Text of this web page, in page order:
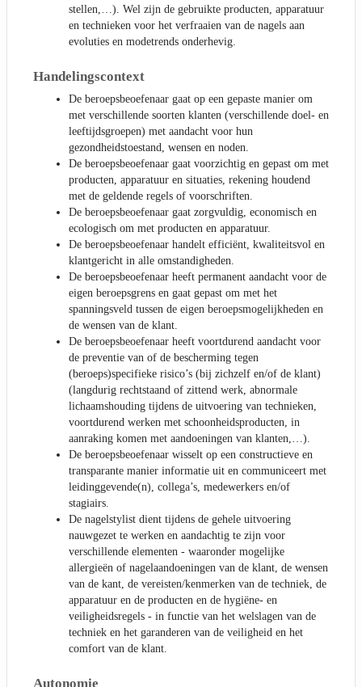
stellen,…). Wel zijn de gebruikte producten, apparatuur
en technieken voor het verfraaien van de nagels aan
evoluties en modetrends onderhevig.
Handelingscontext
De beroepsbeoefenaar gaat op een gepaste manier om
met verschillende soorten klanten (verschillende doel- en
leeftijdsgroepen) met aandacht voor hun
gezondheidstoestand, wensen en noden.
De beroepsbeoefenaar gaat voorzichtig en gepast om met
producten, apparatuur en situaties, rekening houdend
met de geldende regels of voorschriften.
De beroepsbeoefenaar gaat zorgvuldig, economisch en
ecologisch om met producten en apparatuur.
De beroepsbeoefenaar handelt efficiënt, kwaliteitsvol en
klantgericht in alle omstandigheden.
De beroepsbeoefenaar heeft permanent aandacht voor de
eigen beroepsgrens en gaat gepast om met het
spanningsveld tussen de eigen beroepsmogelijkheden en
de wensen van de klant.
De beroepsbeoefenaar heeft voortdurend aandacht voor
de preventie van of de bescherming tegen
(beroeps)specifieke risico’s (bij zichzelf en/of de klant)
(langdurig rechtstaand of zittend werk, abnormale
lichaamshouding tijdens de uitvoering van technieken,
voortdurend werken met schoonheidsproducten, in
aanraking komen met aandoeningen van klanten,…).
De beroepsbeoefenaar wisselt op een constructieve en
transparante manier informatie uit en communiceert met
leidinggevende(n), collega’s, medewerkers en/of
stagiairs.
De nagelstylist dient tijdens de gehele uitvoering
nauwgezet te werken en aandachtig te zijn voor
verschillende elementen - waaronder mogelijke
allergieën of nagelaandoeningen van de klant, de wensen
van de kant, de vereisten/kenmerken van de techniek, de
apparatuur en de producten en de hygiëne- en
veiligheidsregels - in functie van het welslagen van de
techniek en het garanderen van de veiligheid en het
comfort van de klant.
Autonomie